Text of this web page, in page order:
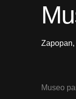
Museo